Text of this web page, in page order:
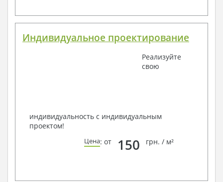
Индивидуальное проектирование
Реализуйте
свою
индивидуальность с индивидуальным
проектом!
Цена: от 150 грн. / м²